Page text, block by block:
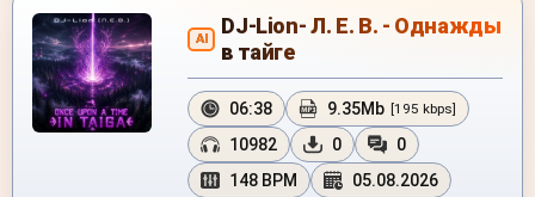
AI
DJ-Lion- Л. Е. В. - Однажды
в тайге
06:38 9.35Mb [195 kbps]
10982 0
0
148 BPM
05.08.2026